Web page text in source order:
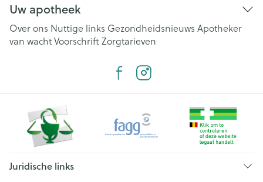
Uw apotheek
Over ons Nuttige links Gezondheidsnieuws Apotheker
van wachtVoorschriftZorgtarieven
Juridische links